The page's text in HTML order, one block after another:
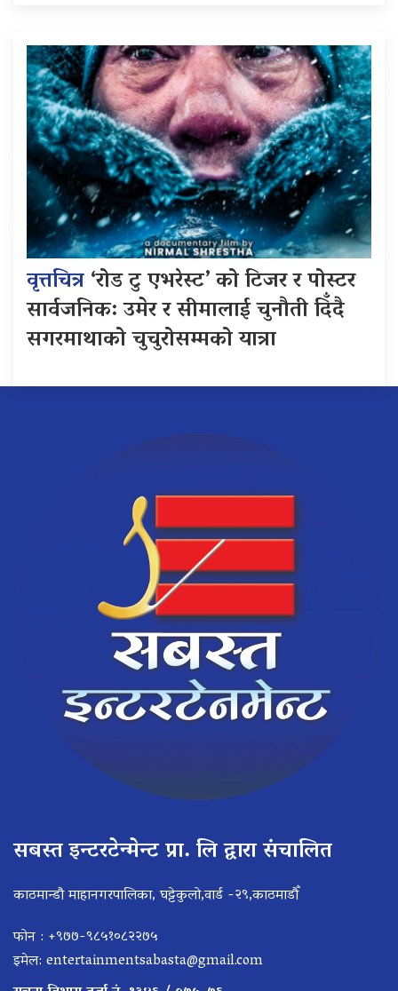
वृत्तचित्र‘रोड टु एभरेस्ट’ को टिजर र पोस्टर
सार्वजनिक: उमेर र सीमालाई चुनौती दिँदै
सगरमाथाको चुचुरोसम्मको यात्रा
सबस्त इन्टरटेन्मेन्ट प्रा. लि द्वारा संचालित
काठमान्डौ माहानगरपालिका, घट्टेकुलो,वार्ड -२९,काठमाडौँ
फोन : +९७७-९८५१०८२२७५
इमेल: entertainmentsabasta@gmail.com